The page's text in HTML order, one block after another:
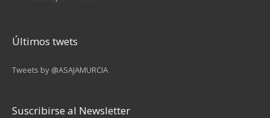
Últimos twets
Tweets by @ASAJAMURCIA
Suscribirse al Newsletter